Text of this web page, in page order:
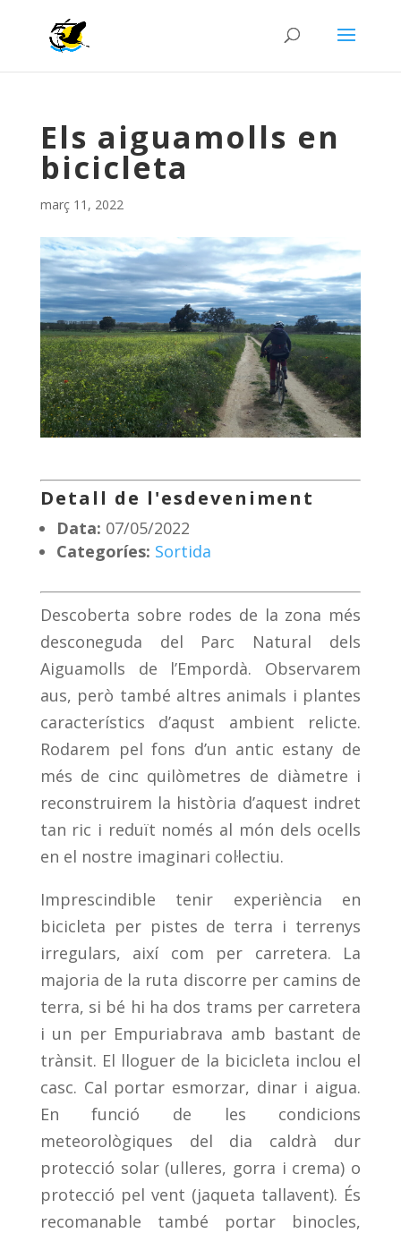
Els aiguamolls en
bicicleta
març 11, 2022
Detall de l'esdeveniment
Data: 07/05/2022
Categoríes: Sortida
Descoberta sobre rodes de la zona més
desconeguda del Parc Natural dels
Aiguamolls de l’Empordà. Observarem
aus, però també altres animals i plantes
característics d’aqust ambient relicte.
Rodarem pel fons d’un antic estany de
més de cinc quilòmetres de diàmetre i
reconstruirem la història d’aquest indret
tan ric i reduït només al món dels ocells
en el nostre imaginari col·lectiu.
Imprescindible tenir experiència en
bicicleta per pistes de terra i terrenys
irregulars, així com per carretera. La
majoria de la ruta discorre per camins de
terra, si bé hi ha dos trams per carretera
i un per Empuriabrava amb bastant de
trànsit. El lloguer de la bicicleta inclou el
casc. Cal portar esmorzar, dinar i aigua.
En funció de les condicions
meteorològiques del dia caldrà dur
protecció solar (ulleres, gorra i crema) o
protecció pel vent (jaqueta tallavent). És
recomanable també portar binocles,